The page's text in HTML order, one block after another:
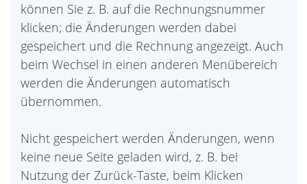
können Sie z. B. auf die Rechnungsnummer
klicken; die Änderungen werden dabei
gespeichert und die Rechnung angezeigt. Auch
beim Wechsel in einen anderen Menübereich
werden die Änderungen automatisch
übernommen.
Nicht gespeichert werden Änderungen, wenn
keine neue Seite geladen wird, z. B. bei
Nutzung der Zurück-Taste, beim Klicken